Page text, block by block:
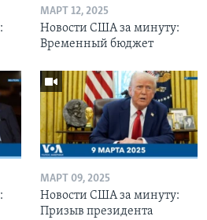
МАРТ 12, 2025
Новости США за минуту:
Временный бюджет
МАРТ 09, 2025
Новости США за минуту:
Призыв президента